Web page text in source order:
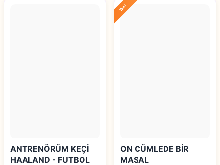
ANTRENÖRÜM KEÇİ
HAALAND - FUTBOL
Yeni
ON CÜMLEDE BİR
MASAL